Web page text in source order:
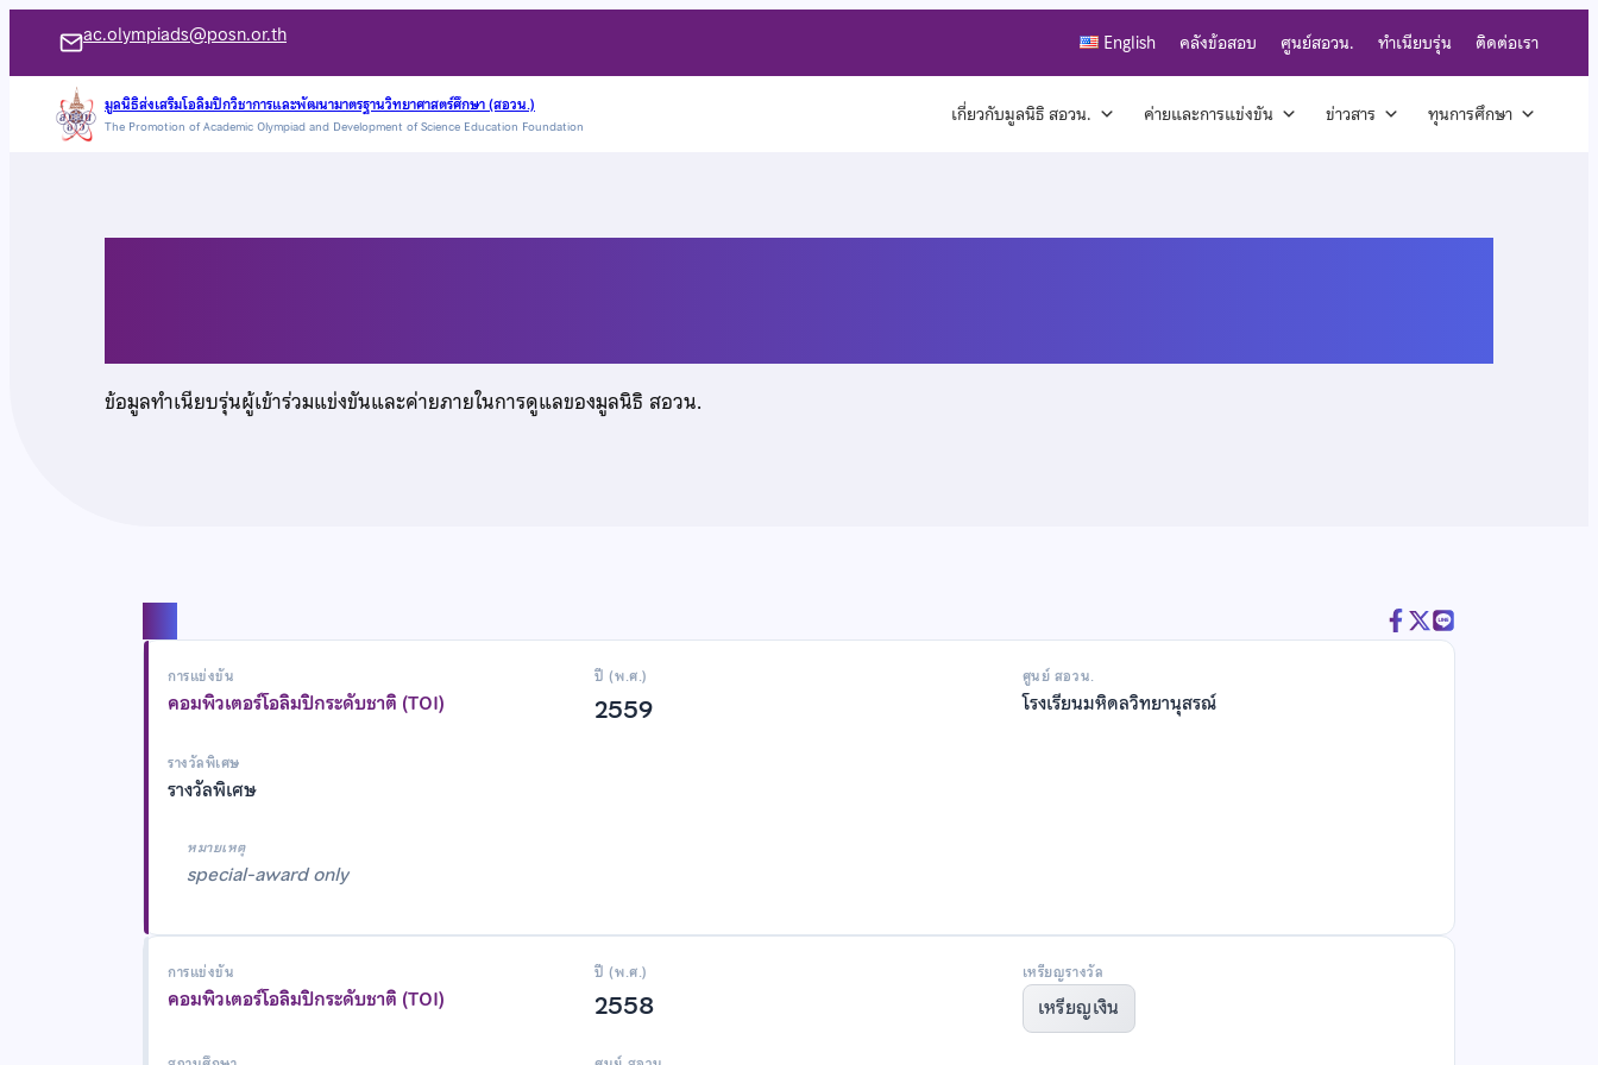
เนื้อหา
ac.olympiads@posn.or.th English คลังข้อสอบ ศูนย์สอวน. ทำเนียบรุ่น ติดต่อเรา
มูลนิธิส่งเสริมโอลิมปิกวิชาการและพัฒนามาตรฐานวิทยาศาสตร์ศึกษา (สอวน.)
The Promotion of Academic Olympiad and Development of Science Education Foundation เกี่ยวกับมูลนิธิ สอวน. ค่ายและการแข่งขัน ข่าวสาร ทุนการศึกษา
ข้อมูลทำเนียบรุ่นผู้เข้าร่วมแข่งขันและค่ายภายในการดูแลของมูลนิธิ สอวน.
การแข่งขัน
คอมพิวเตอร์โอลิมปิกระดับชาติ (TOI)
ปี (พ.ศ.)
2559
ศูนย์ สอวน.
โรงเรียนมหิดลวิทยานุสรณ์
รางวัลพิเศษ
รางวัลพิเศษ
หมายเหตุ
special-award only
การแข่งขัน
คอมพิวเตอร์โอลิมปิกระดับชาติ (TOI)
ปี (พ.ศ.)
2558
เหรียญรางวัล
เหรียญเงิน